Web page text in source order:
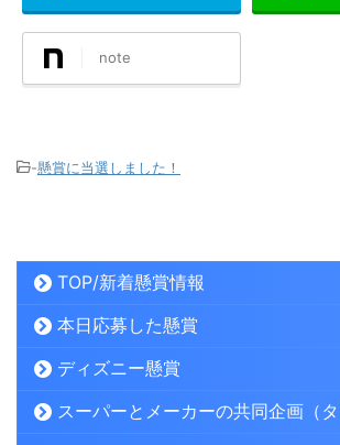
note
-懸賞に当選しました！
TOP/新着懸賞情報
本日応募した懸賞
ディズニー懸賞
スーパーとメーカーの共同企画（タ